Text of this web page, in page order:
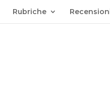
Rubriche